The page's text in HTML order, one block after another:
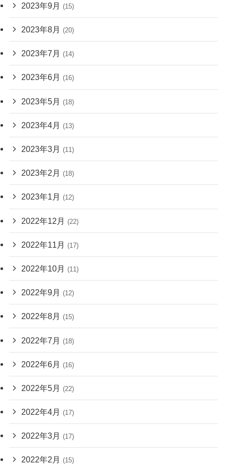
2023年9月 (15)
2023年8月 (20)
2023年7月 (14)
2023年6月 (16)
2023年5月 (18)
2023年4月 (13)
2023年3月 (11)
2023年2月 (18)
2023年1月 (12)
2022年12月 (22)
2022年11月 (17)
2022年10月 (11)
2022年9月 (12)
2022年8月 (15)
2022年7月 (18)
2022年6月 (16)
2022年5月 (22)
2022年4月 (17)
2022年3月 (17)
2022年2月 (15)